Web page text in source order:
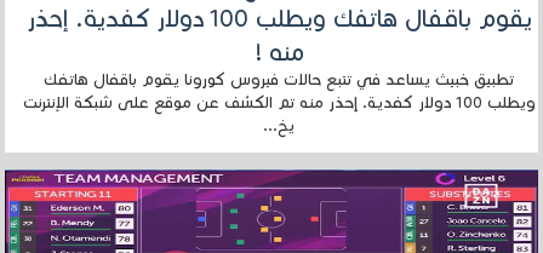
يقوم باقفال هاتفك ويطلب 100 دولار كفدية. إحذر
منه !
تطبيق خبيث يساعد في تتبع حالات فيروس كورونا يقوم باقفال هاتفك
ويطلب 100 دولار كفدية. إحذر منه تم الكشف عن موقع على شبكة الإنترنت
يخ...